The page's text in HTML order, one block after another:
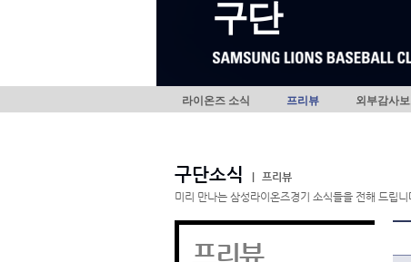
구단
라이온즈 소식 프리뷰 외부감사
구단소식
프리뷰
미리 만나는 삼성라이온즈경기 소식들을 전해 드립니
프리뷰